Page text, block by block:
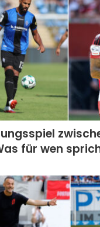
für wen